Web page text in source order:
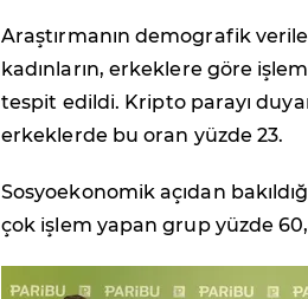
Araştırmanın demografik
kadınların, erkeklere göre
tespit edildi. Kripto parayı
erkeklerde bu oran yüzde 23.
Sosyoekonomik açıdan
çok işlem yapan grup yüzde